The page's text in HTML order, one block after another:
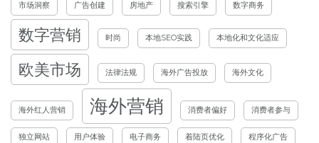
市场洞察 广告创建 房地产 搜索引擎 数字商务
数字营销 时尚 本地SEO实践 本地化和文化适应
欧美市场 法律法规 海外广告投放 海外文化
海外红人营销 海外营销 消费者偏好 消费者参与
独立网站 用户体验 电子商务 着陆页优化 程序化广告